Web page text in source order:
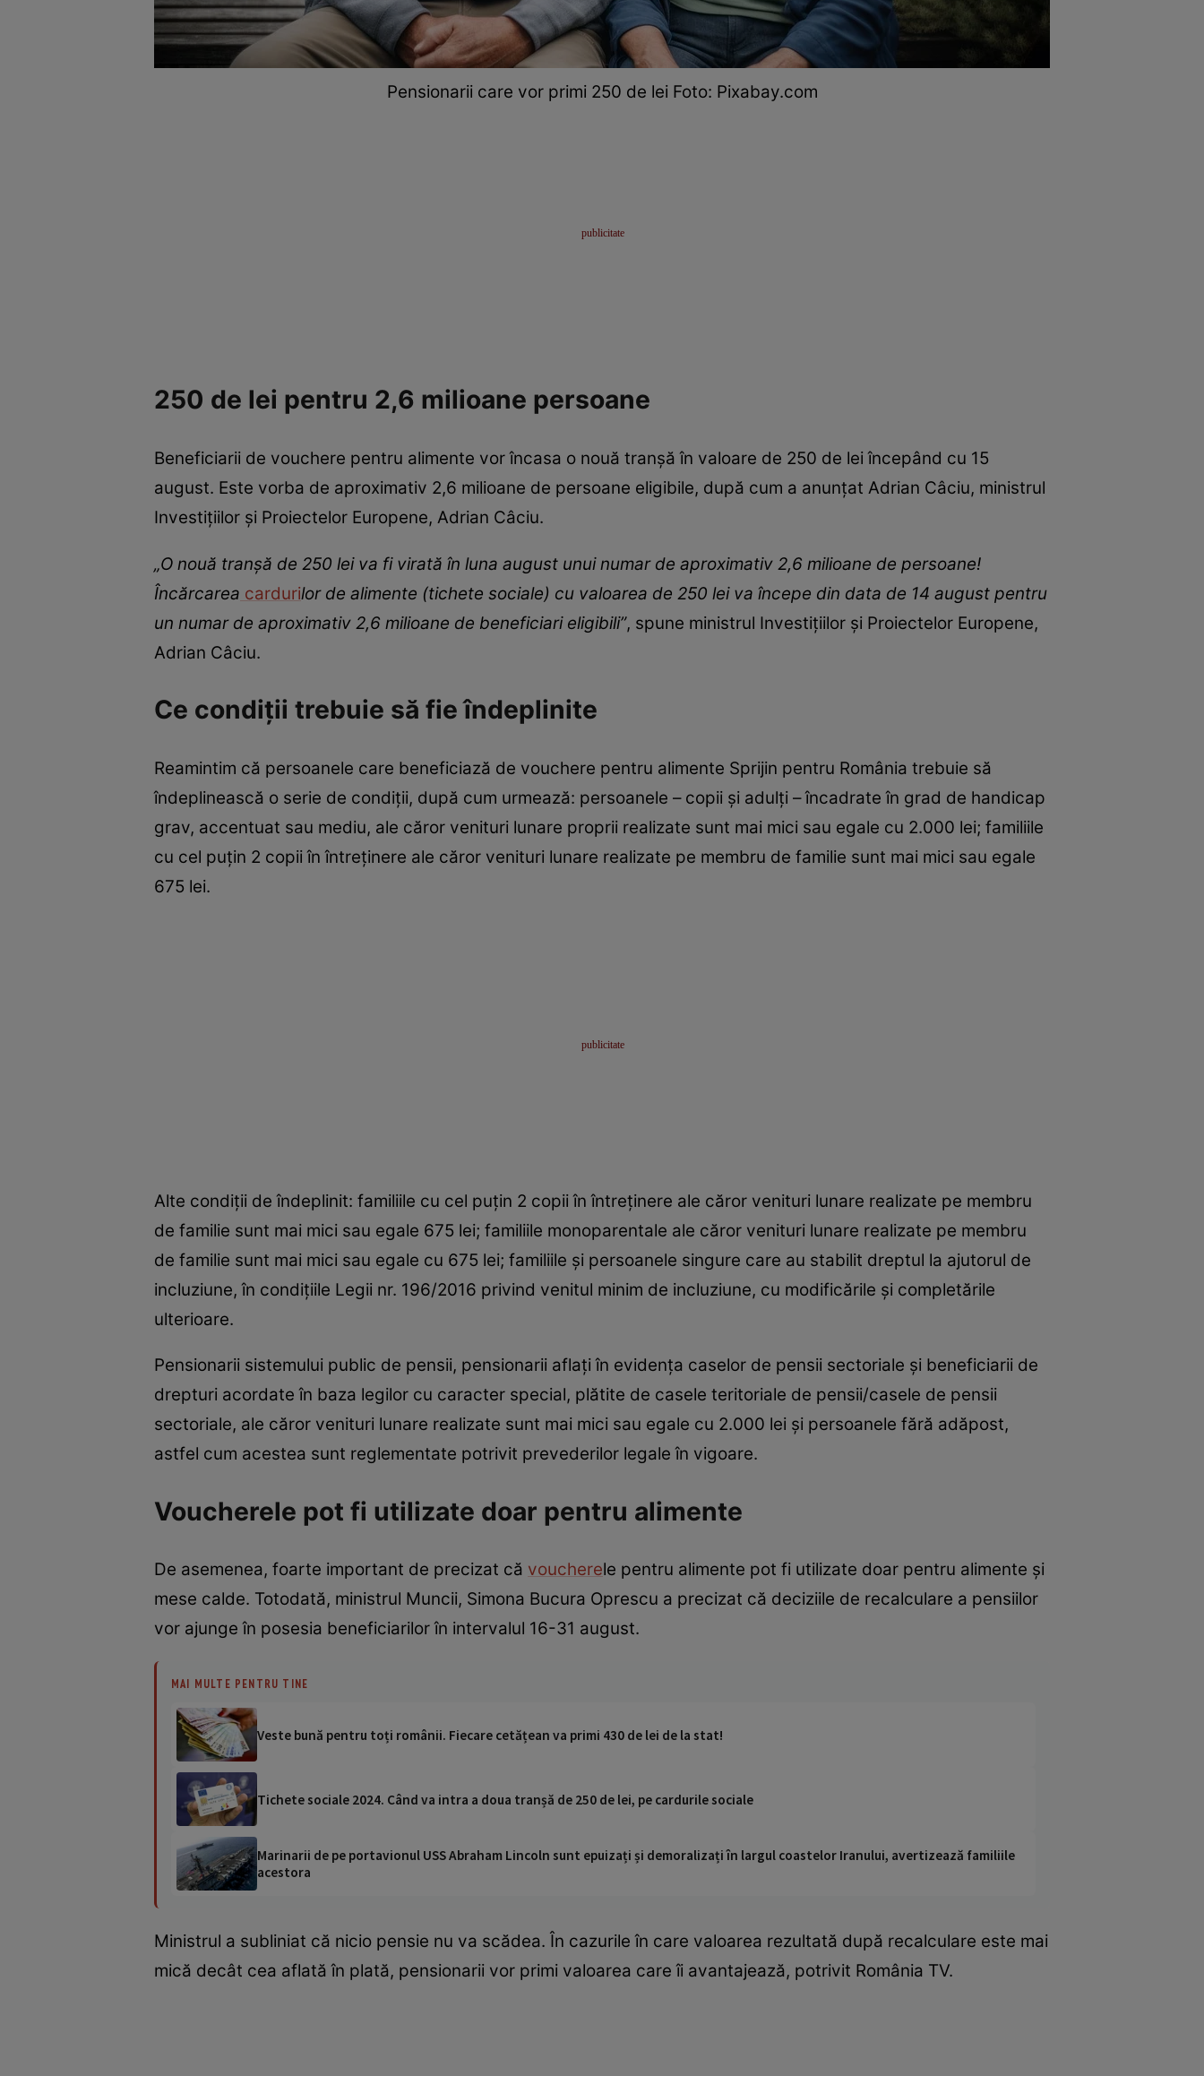
Pensionarii care vor primi 250 de lei Foto: Pixabay.com
250 de lei pentru 2,6 milioane persoane
Beneficiarii de vouchere pentru alimente vor încasa o nouă tranșă în valoare de 250 de lei începând cu 15
august. Este vorba de aproximativ 2,6 milioane de persoane eligibile, după cum a anunțat Adrian Câciu, ministrul
Investițiilor și Proiectelor Europene, Adrian Câciu.
„O nouă tranşă de 250 lei va fi virată în luna august unui numar de aproximativ 2,6 milioane de persoane!
Încărcarea cardurilor de alimente (tichete sociale) cu valoarea de 250 lei va începe din data de 14 august pentru
un numar de aproximativ 2,6 milioane de beneficiari eligibili”, spune ministrul Investiţiilor şi Proiectelor Europene,
Adrian Câciu.
Ce condiții trebuie să fie îndeplinite
Reamintim că persoanele care beneficiază de vouchere pentru alimente Sprijin pentru România trebuie să
îndeplinească o serie de condiții, după cum urmează: persoanele – copii şi adulţi – încadrate în grad de handicap
grav, accentuat sau mediu, ale căror venituri lunare proprii realizate sunt mai mici sau egale cu 2.000 lei; familiile
cu cel puţin 2 copii în întreţinere ale căror venituri lunare realizate pe membru de familie sunt mai mici sau egale
675 lei.
Alte condiții de îndeplinit: familiile cu cel puţin 2 copii în întreţinere ale căror venituri lunare realizate pe membru
de familie sunt mai mici sau egale 675 lei; familiile monoparentale ale căror venituri lunare realizate pe membru
de familie sunt mai mici sau egale cu 675 lei; familiile şi persoanele singure care au stabilit dreptul la ajutorul de
incluziune, în condiţiile Legii nr. 196/2016 privind venitul minim de incluziune, cu modificările şi completările
ulterioare.
Pensionarii sistemului public de pensii, pensionarii aflaţi în evidenţa caselor de pensii sectoriale şi beneficiarii de
drepturi acordate în baza legilor cu caracter special, plătite de casele teritoriale de pensii/casele de pensii
sectoriale, ale căror venituri lunare realizate sunt mai mici sau egale cu 2.000 lei și persoanele fără adăpost,
astfel cum acestea sunt reglementate potrivit prevederilor legale în vigoare.
Voucherele pot fi utilizate doar pentru alimente
De asemenea, foarte important de precizat că voucherele pentru alimente pot fi utilizate doar pentru alimente și
mese calde. Totodată, ministrul Muncii, Simona Bucura Oprescu a precizat că deciziile de recalculare a pensiilor
vor ajunge în posesia beneficiarilor în intervalul 16-31 august.
MAI MULTE PENTRU TINE
Veste bună pentru toți românii. Fiecare cetățean va primi 430 de lei de la stat!
Tichete sociale 2024. Când va intra a doua tranșă de 250 de lei, pe cardurile sociale
Marinarii de pe portavionul USS Abraham Lincoln sunt epuizați și demoralizați în largul coastelor Iranului, avertizează familiile
acestora
Ministrul a subliniat că nicio pensie nu va scădea. În cazurile în care valoarea rezultată după recalculare este mai
mică decât cea aflată în plată, pensionarii vor primi valoarea care îi avantajează, potrivit România TV.